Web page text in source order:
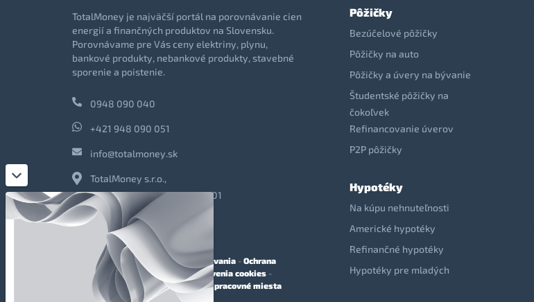
Pôžičky
Bezúčelové pôžičky
Pôžičky na auto
Pôžičky a úvery na bývanie
Študentské pôžičky na
čokoľvek
Refinancovanie úverov
P2P pôžičky
Hypotéky
Na kúpu nehnuteľnosti
Americké hypotéky
Refinančné hypotéky
Hypotéky pre mladých
TotalMoney je najväčší portál na porovnávanie cien
energií a finančných produktov na Slovensku.
Porovnávame pre Vás ceny elektriny, plynu,
bankové produkty, nebankové produkty, stavebné
sporenie a poistenie.
0948 090 040
+421 948 090 051
info@totalmoney.sk
TotalMoney s.r.o.,
Levočská 866, Poprad, 058 01
-Reklama- Podmienky používania - Ochrana
osobných údajov-Cookies Nastavenia cookies -
Finančné sprostredkovanie-Voľné pracovné miesta